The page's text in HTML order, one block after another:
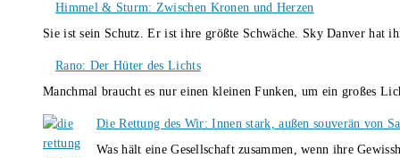
Himmel & Sturm: Zwischen Kronen und Herzen
Sie ist sein Schutz. Er ist ihre größte Schwäche. Sky Danver
Rano: Der Hüter des Lichts
Manchmal braucht es nur einen kleinen Funken, um ein großes
Die Rettung des Wir: Innen stark, außen souverän von
Was hält eine Gesellschaft zusammen, wenn ihre